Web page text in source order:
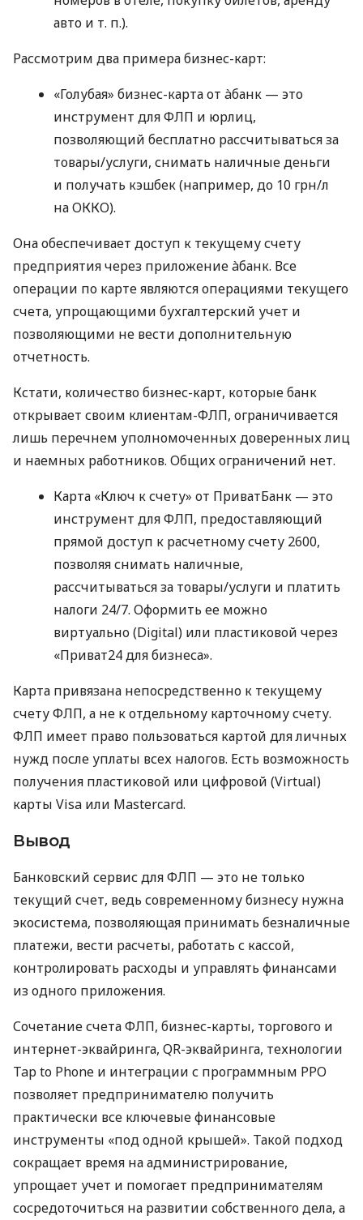
авто и т. п.).
Рассмотрим два примера бизнес-карт:
«Голубая» бизнес-карта от àбанк — это
инструмент для ФЛП и юрлиц,
позволяющий бесплатно рассчитываться за
товары/услуги, снимать наличные деньги
и получать кэшбек (например, до 10 грн/л
на ОККО).
Она обеспечивает доступ к текущему счету
предприятия через приложение àбанк. Все
операции по карте являются операциями текущего
счета, упрощающими бухгалтерский учет и
позволяющими не вести дополнительную
отчетность.
Кстати, количество бизнес-карт, которые банк
открывает своим клиентам-ФЛП, ограничивается
лишь перечнем уполномоченных доверенных лиц
и наемных работников. Общих ограничений нет.
Карта «Ключ к счету» от ПриватБанк — это
инструмент для ФЛП, предоставляющий
прямой доступ к расчетному счету 2600,
позволяя снимать наличные,
рассчитываться за товары/услуги и платить
налоги 24/7. Оформить ее можно
виртуально (Digital) или пластиковой через
«Приват24 для бизнеса».
Карта привязана непосредственно к текущему
счету ФЛП, а не к отдельному карточному счету.
ФЛП имеет право пользоваться картой для личных
нужд после уплаты всех налогов. Есть возможность
получения пластиковой или цифровой (Virtual)
карты Visa или Mastercard.
Вывод
Банковский сервис для ФЛП — это не только
текущий счет, ведь современному бизнесу нужна
экосистема, позволяющая принимать безналичные
платежи, вести расчеты, работать с кассой,
контролировать расходы и управлять финансами
из одного приложения.
Сочетание счета ФЛП, бизнес-карты, торгового и
интернет-эквайринга, QR-эквайринга, технологии
Tap to Phone и интеграции с программным РРО
позволяет предпринимателю получить
практически все ключевые финансовые
инструменты «под одной крышей». Такой подход
сокращает время на администрирование,
упрощает учет и помогает предпринимателям
сосредоточиться на развитии собственного дела, а